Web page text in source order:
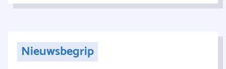
Nieuwsbegrip